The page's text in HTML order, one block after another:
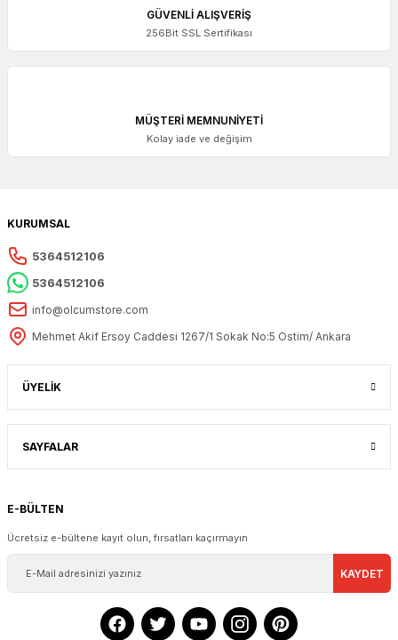
2.384,00 + KDV
ACCUD
Accud Dijital Kumpas 300 mm | ACCUD 111-012-12
GÜVENLİ ALIŞVERİŞ
256Bit SSL Sertifikası
MÜŞTERİ MEMNUNİYETİ
Kolay iade ve değişim
KURUMSAL
5364512106
5364512106
info@olcumstore.com
Mehmet Akif Ersoy Caddesi 1267/1 Sokak No:5 Ostim/ Ankara
ÜYELİK
SAYFALAR
E-BÜLTEN
Ücretsiz e-bültene kayıt olun, fırsatları kaçırmayın
KAYDET